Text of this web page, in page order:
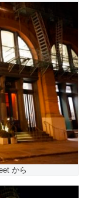
から